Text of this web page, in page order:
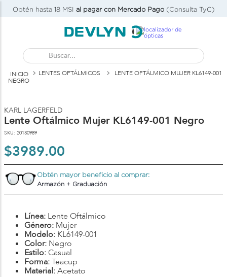
Obtén hasta 18 MSI al pagar con Mercado Pago(Consulta TyC)
Buscar...
LENTES OFTÁLMICOS
LENTE OFTÁLMICO MUJER KL6149-001
NEGRO
KARL LAGERFELD
Lente Oftálmico Mujer KL6149-001 Negro
SKU: 20130989
$3989.00
Obtén mayor beneficio al comprar:
Armazón + Graduación
Línea: Lente Oftálmico
Género: Mujer
Modelo: KL6149-001
Color: Negro
Estilo:Casual
Forma:Teacup
Material:Acetato